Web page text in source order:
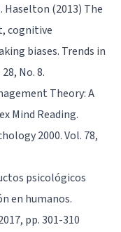
Haselton (2013) The
cognitive
biases. Trends in
No. 8.
Theory: A
Mind Reading.
2000. Vol. 78,
psicológicos
en humanos.
pp. 301-310